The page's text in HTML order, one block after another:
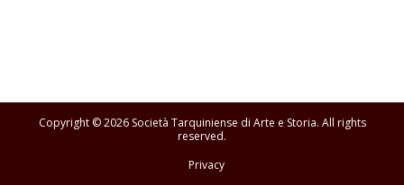
Copyright © 2026 Società Tarquiniense di Arte e Storia. All rights
reserved.
Privacy